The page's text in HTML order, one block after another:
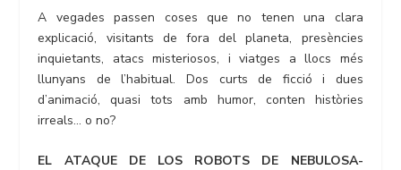
A vegades passen coses que no tenen una clara
explicació, visitants de fora del planeta, presències
inquietants, atacs misteriosos, i viatges a llocs més
llunyans de l’habitual. Dos curts de ficció i dues
d’animació, quasi tots amb humor, conten històries
irreals… o no?
EL ATAQUE DE LOS ROBOTS DE NEBULOSA-